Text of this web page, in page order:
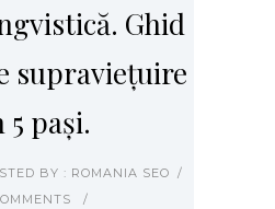
Ghid
supraviețuire
5 pași.
BY : ROMANIA SEO /
/